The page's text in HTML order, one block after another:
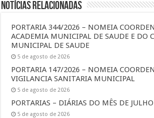
Notícias Relacionadas
PORTARIA 344/2026 – NOMEIA
ACADEMIA MUNICIPAL DE SAUDE E DO
MUNICIPAL DE SAUDE
5 de agosto de 2026
PORTARIA 147/2026 – NOMEIA
VIGILANCIA SANITARIA MUNICIPAL
5 de agosto de 2026
PORTARIAS – DIÁRIAS DO MÊS DE
5 de agosto de 2026